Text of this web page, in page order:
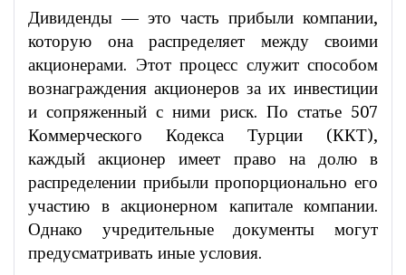
Дивиденды — это часть прибыли компании,
которую она распределяет между своими
акционерами. Этот процесс служит способом
вознаграждения акционеров за их инвестиции
и сопряженный с ними риск. По статье 507
Коммерческого Кодекса Турции (ККТ),
каждый акционер имеет право на долю в
распределении прибыли пропорционально его
участию в акционерном капитале компании.
Однако учредительные документы могут
предусматривать иные условия.